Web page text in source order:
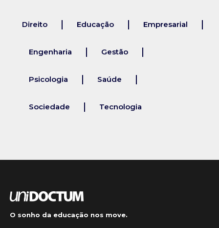
Direito Educação Empresarial
Engenharia Gestão
Psicologia Saúde
Sociedade Tecnologia
O sonho da educação nos move.